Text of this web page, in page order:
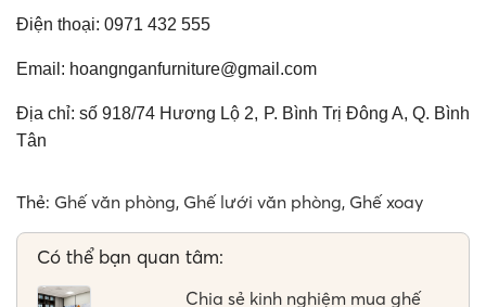
Điện thoại: 0971 432 555
Email: hoangnganfurniture@gmail.com
Địa chỉ: số 918/74 Hương Lộ 2, P. Bình Trị Đông A, Q. Bình
Tân
Thẻ: Ghế văn phòng, Ghế lưới văn phòng, Ghế xoay
Có thể bạn quan tâm:
Chia sẻ kinh nghiệm mua ghế